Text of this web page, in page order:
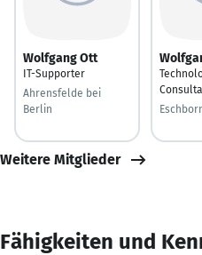
Wolfgang Ott
IT-Supporter
Ahrensfelde bei
Berlin
Weitere Mitglieder
Fähigkeiten und